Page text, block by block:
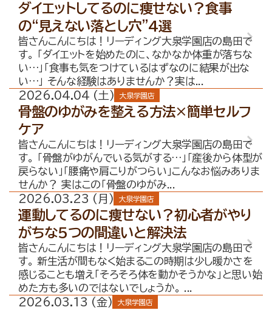
ダイエットしてるのに痩せない？食事
の“見えない落とし穴”4選
皆さんこんにちは！リーディング大泉学園店の島田で
す。 「ダイエットを始めたのに、なかなか体重が落ちな
い…」「食事も気をつけているはずなのに結果が出な
い…」 そんな経験はありませんか？実は...
2026.04.04 (土) 大泉学園店
骨盤のゆがみを整える方法×簡単セルフ
ケア
皆さんこんにちは！リーディング大泉学園店の島田で
す。 「骨盤がゆがんでいる気がする…」「産後から体型が
戻らない」「腰痛や肩こりがつらい」こんなお悩みありま
せんか？ 実はこの「骨盤のゆがみ...
2026.03.23 (月) 大泉学園店
運動してるのに痩せない？初心者がやり
がちな5つの間違いと解決法
皆さんこんにちは！リーディング大泉学園店の島田で
す。 新生活が間もなく始まるこの時期は少し暖かさを
感じることも増え「そろそろ体を動かそうかな」と思い始
めた方も多いのではないでしょうか。 ...
2026.03.13 (金) 大泉学園店